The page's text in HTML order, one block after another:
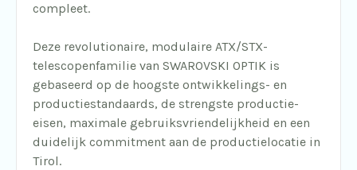
compleet.
Deze revolutionaire, modulaire ATX/STX-
telescopenfamilie van SWAROVSKI OPTIK is
gebaseerd op de hoogste ontwikkelings- en
productiestandaards, de strengste productie-
eisen, maximale gebruiksvriendelijkheid en een
duidelijk commitment aan de productielocatie in
Tirol.